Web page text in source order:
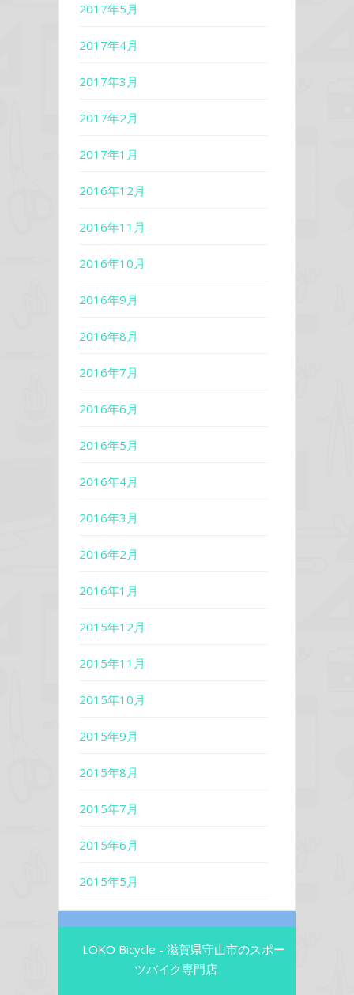
2017年5月
2017年4月
2017年3月
2017年2月
2017年1月
2016年12月
2016年11月
2016年10月
2016年9月
2016年8月
2016年7月
2016年6月
2016年5月
2016年4月
2016年3月
2016年2月
2016年1月
2015年12月
2015年11月
2015年10月
2015年9月
2015年8月
2015年7月
2015年6月
2015年5月
LOKO Bicycle - 滋賀県守山市のスポー
ツバイク専門店